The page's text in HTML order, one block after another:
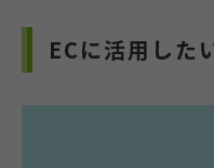
ECに活用した